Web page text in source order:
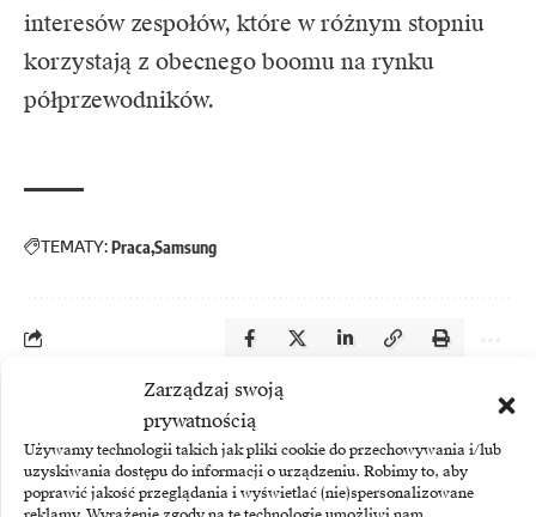
Zarządzaj swoją
prywatnością
Używamy technologii takich jak pliki cookie do przechowywania i/lub
uzyskiwania dostępu do informacji o urządzeniu. Robimy to, aby
poprawić jakość przeglądania i wyświetlać (nie)spersonalizowane
interesów zespołów, które w różnym stopniu
korzystają z obecnego boomu na rynku
półprzewodników.
TEMATY:Praca Samsung
Zobacz również